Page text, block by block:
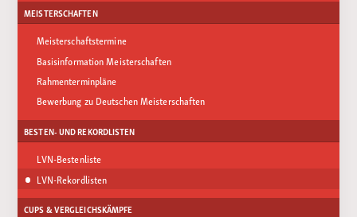
MEISTERSCHAFTEN
Meisterschaftstermine
Basisinformation Meisterschaften
Rahmenterminpläne
Bewerbung zu Deutschen Meisterschaften
BESTEN- UND REKORDLISTEN
LVN-Bestenliste
LVN-Rekordlisten
CUPS & VERGLEICHSKÄMPFE